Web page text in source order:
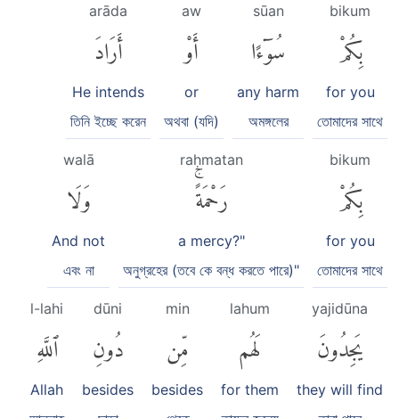
bikum
بِكُمْ
for you
তোমাদের সাথে
sūan
سُوٓءًا
any harm
অমঙ্গলের
aw
أَوْ
or
অথবা (যদি)
arāda
أَرَادَ
He intends
তিনি ইচ্ছে করেন
bikum
بِكُمْ
for you
তোমাদের সাথে
raḥmatan
رَحْمَةًۚ
a mercy?"
অনুগ্রহের (তবে কে বন্ধ করতে পারে)"
walā
وَلَا
And not
এবং না
yajidūna
يَجِدُونَ
they will find
lahum
لَهُم
for them
min
مِّن
besides
dūni
دُونِ
besides
l-lahi
ٱللَّهِ
Allah